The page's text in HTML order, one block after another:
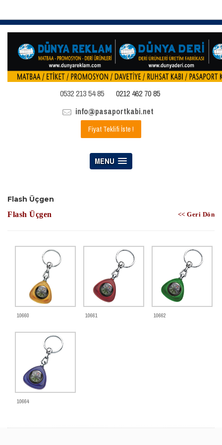
0532 213 54 85
0212 462 70 85
info@pasaportkabi.net
Fiyat Teklifi İste !
MENU
Flash Üçgen
Flash Üçgen << Geri Dön
10660 10661 10662
10664